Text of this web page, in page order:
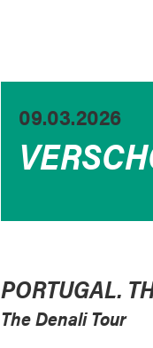
09.03.2026
PORTUGAL.
The Denali Tour